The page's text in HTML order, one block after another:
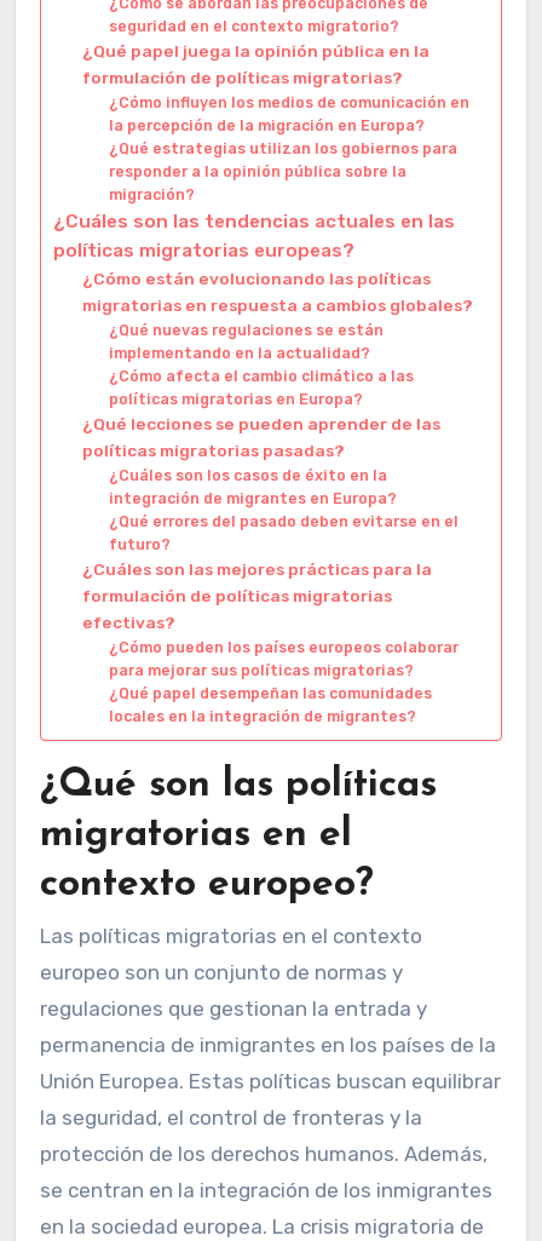
seguridad en el contexto migratorio?
¿Qué papel juega la opinión pública en la
formulación de políticas migratorias?
¿Cómo influyen los medios de comunicación en
la percepción de la migración en Europa?
¿Qué estrategias utilizan los gobiernos para
responder a la opinión pública sobre la
migración?
¿Cuáles son las tendencias actuales en las
políticas migratorias europeas?
¿Cómo están evolucionando las políticas
migratorias en respuesta a cambios globales?
¿Qué nuevas regulaciones se están
implementando en la actualidad?
¿Cómo afecta el cambio climático a las
políticas migratorias en Europa?
¿Qué lecciones se pueden aprender de las
políticas migratorias pasadas?
¿Cuáles son los casos de éxito en la
integración de migrantes en Europa?
¿Qué errores del pasado deben evitarse en el
futuro?
¿Cuáles son las mejores prácticas para la
formulación de políticas migratorias
efectivas?
¿Cómo pueden los países europeos colaborar
para mejorar sus políticas migratorias?
¿Qué papel desempeñan las comunidades
locales en la integración de migrantes?
¿Qué son las políticas
migratorias en el
contexto europeo?
Las políticas migratorias en el contexto
europeo son un conjunto de normas y
regulaciones que gestionan la entrada y
permanencia de inmigrantes en los países de la
Unión Europea. Estas políticas buscan equilibrar
la seguridad, el control de fronteras y la
protección de los derechos humanos. Además,
se centran en la integración de los inmigrantes
en la sociedad europea. La crisis migratoria de